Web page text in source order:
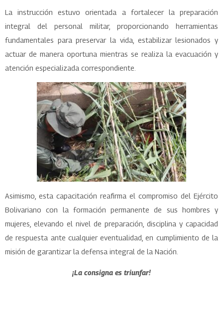
La instrucción estuvo orientada a fortalecer la preparación
integral del personal militar, proporcionando herramientas
fundamentales para preservar la vida, estabilizar lesionados y
actuar de manera oportuna mientras se realiza la evacuación y
atención especializada correspondiente.
Asimismo, esta capacitación reafirma el compromiso del Ejército
Bolivariano con la formación permanente de sus hombres y
mujeres, elevando el nivel de preparación, disciplina y capacidad
de respuesta ante cualquier eventualidad, en cumplimiento de la
misión de garantizar la defensa integral de la Nación.
¡La consigna es triunfar!